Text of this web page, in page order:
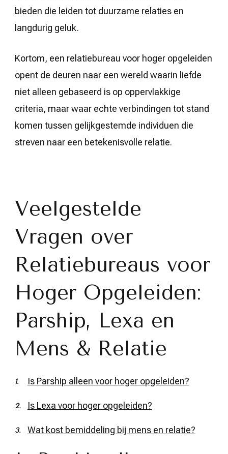
bieden die leiden tot duurzame relaties en
langdurig geluk.
Kortom, een relatiebureau voor hoger opgeleiden
opent de deuren naar een wereld waarin liefde
niet alleen gebaseerd is op oppervlakkige
criteria, maar waar echte verbindingen tot stand
komen tussen gelijkgestemde individuen die
streven naar een betekenisvolle relatie.
Veelgestelde
Vragen over
Relatiebureaus voor
Hoger Opgeleiden:
Parship, Lexa en
Mens & Relatie
Is Parship alleen voor hoger opgeleiden?
Is Lexa voor hoger opgeleiden?
Wat kost bemiddeling bij mens en relatie?